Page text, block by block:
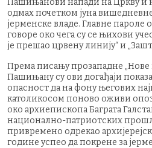
Пашињанови напади на Цркву и
одмах почетком јуна
јерменске владе. Главне пароле
говоре око чега су се њихови
је прешао црвену линију“ и
Према писању прозападне „Нове
Пашињану су ови догађаји
опасност да на фону његових
католикосом поново оживи
око архиепископа Баграта
национално-патриотских
привремено одрекао
године успео да покрене за